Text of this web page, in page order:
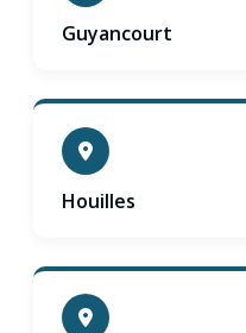
Guyancourt
Houilles